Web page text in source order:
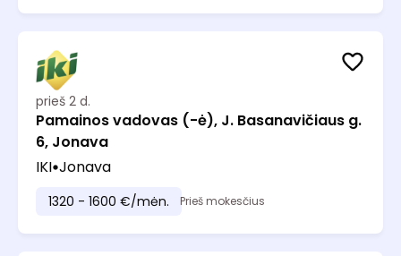
prieš 2 d.
Pamainos vadovas (-ė), J. Basanavičiaus g.
6, Jonava
IKI Jonava
1320 - 1600 €/mėn. Prieš mokesčius